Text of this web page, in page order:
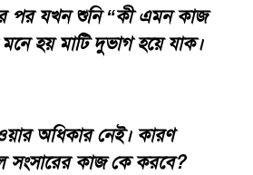
পর যখন শুনি “কী এমন কাজ
হয় মাটি দুভাগ হয়ে যাক।
অধিকার নেই। কারণ
সংসারের কাজ কে করবে?